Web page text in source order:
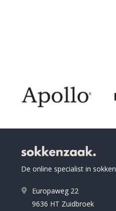
De online specialist in sokken
Europaweg 22
9636 HT Zuidbroek